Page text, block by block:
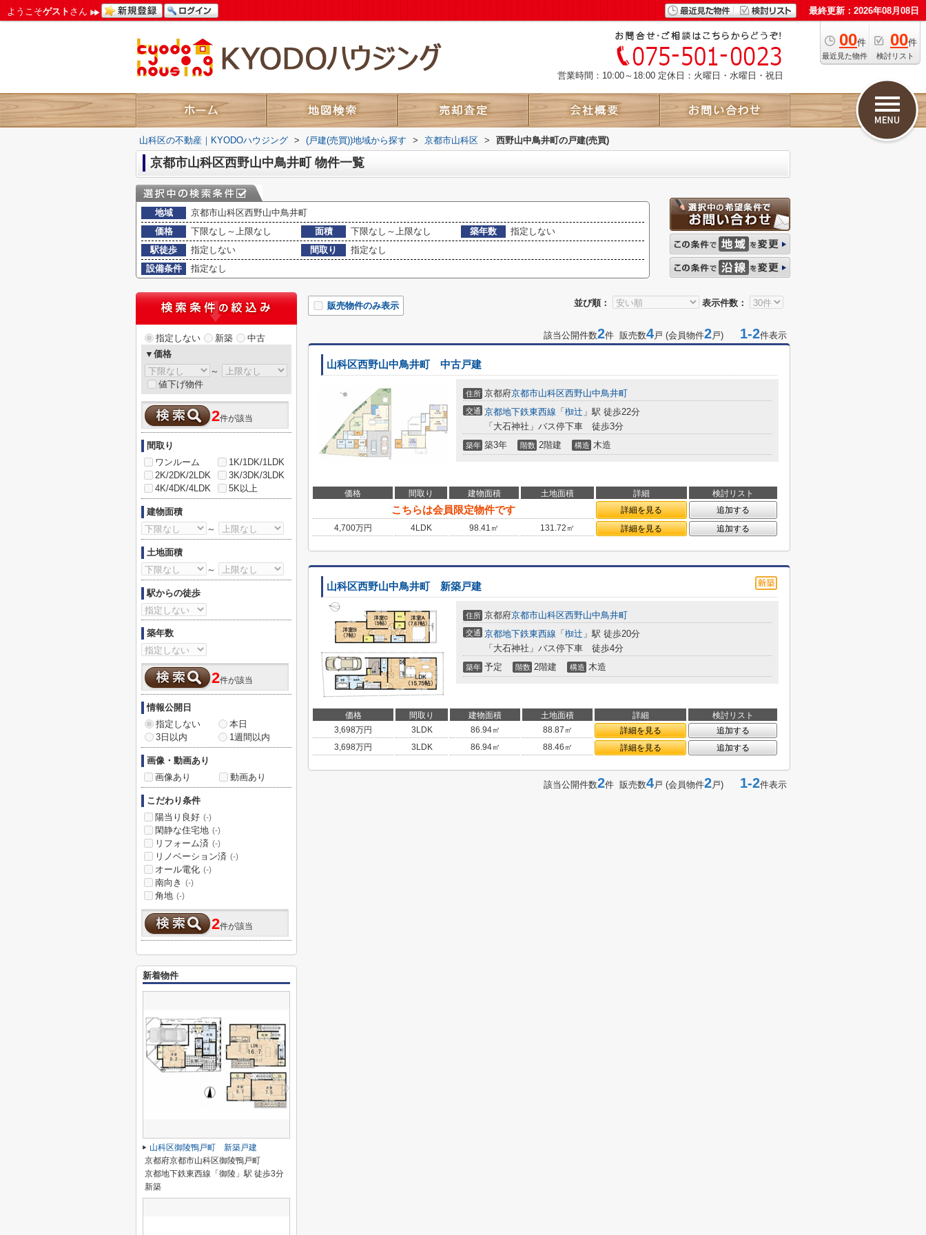
ようこそゲストさん 最終更新：2026年08月08日
00件
最近見た物件
00件
検討リスト
営業時間：10:00～18:00 定休日：火曜日・水曜日・祝日
山科区の不動産｜KYODOハウジング > (戸建(売買))地域から探す > 京都市山科区 > 西野山中鳥井町の戸建(売買)
京都市山科区西野山中鳥井町 物件一覧
地域
京都市山科区西野山中鳥井町
価格
下限なし～上限なし 面積 下限なし～上限なし 築年数
指定しない
駅徒歩
指定しない 間取り
指定なし
設備条件
指定なし
並び順： 表示件数：
販売物件のみ表示
該当公開件数2件 販売数4戸 (会員物件2戸) 1-2件表示
山科区西野山中鳥井町 中古戸建
住所 京都府京都市山科区西野山中鳥井町
交通 京都地下鉄東西線 「 椥辻 」駅 徒歩22分
「大石神社」バス停下車 徒歩3分
築年 築3年 階数 2階建 構造 木造
価格 間取り 建物面積 土地面積 詳細 検討リスト
こちらは会員限定物件です 詳細を見る
追加する
4,700万円 4LDK 98.41㎡ 131.72㎡ 詳細を見る 追加する
山科区西野山中鳥井町 新築戸建
住所 京都府京都市山科区西野山中鳥井町
交通 京都地下鉄東西線 「 椥辻 」駅 徒歩20分
「大石神社」バス停下車 徒歩4分
築年 予定 階数 2階建 構造 木造
価格 間取り 建物面積 土地面積 詳細
検討リスト
3,698万円 3LDK 86.94㎡ 88.87㎡ 詳細を見る
追加する
3,698万円 3LDK 86.94㎡ 88.46㎡ 詳細を見る 追加する
該当公開件数2件 販売数4戸 (会員物件2戸) 1-2件表示
指定しない 新築
中古
▼価格
～
値下げ物件
2件が該当
間取り
ワンルーム
1K/1DK/1LDK
2K/2DK/2LDK
3K/3DK/3LDK
4K/4DK/4LDK
5K以上
建物面積
～
土地面積
～
駅からの徒歩
築年数
2件が該当
情報公開日
指定しない
本日
3日以内
1週間以内
画像・動画あり
画像あり
動画あり
こだわり条件
陽当り良好 (-)
閑静な住宅地 (-)
リフォーム済 (-)
リノベーション済 (-)
オール電化 (-)
南向き (-)
角地 (-)
2件が該当
新着物件
山科区御陵鴨戸町 新築戸建
京都府京都市山科区御陵鴨戸町
京都地下鉄東西線「御陵」駅 徒歩3分
新築